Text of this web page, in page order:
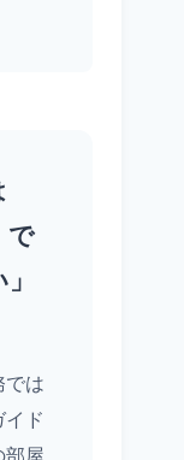
で
では
イド
部屋